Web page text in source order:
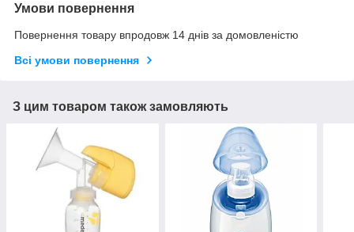
Умови повернення
Повернення товару впродовж 14 днів за домовленістю
Всі умови повернення
З цим товаром також замовляють